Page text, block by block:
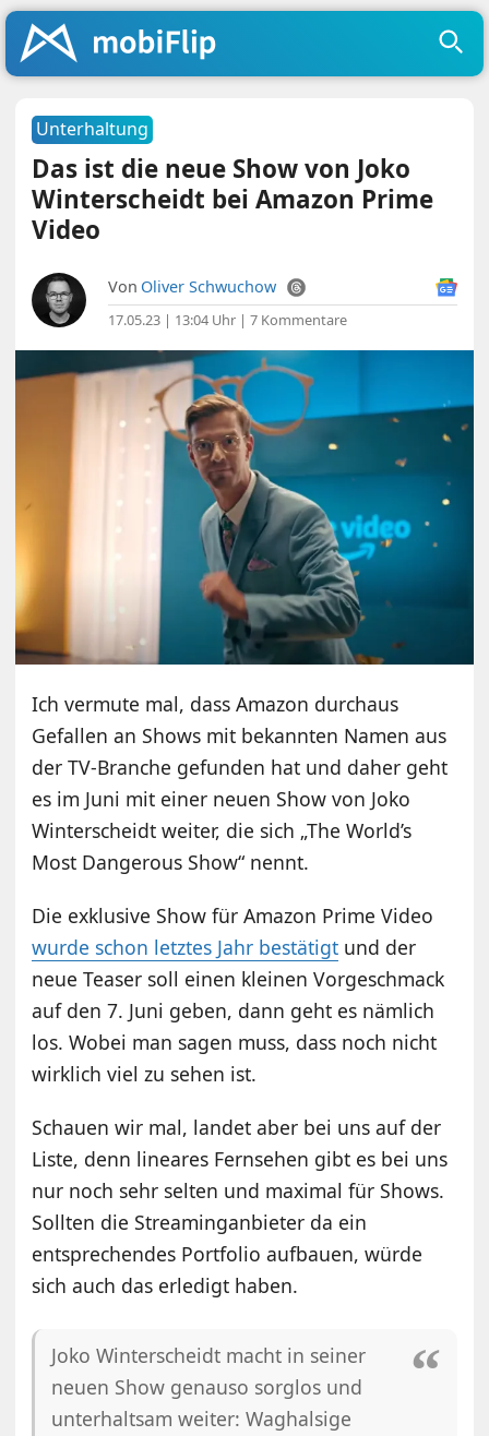
Unterhaltung
Das ist die neue Show von Joko
Winterscheidt bei Amazon Prime
Video
Von Oliver Schwuchow
17.05.23 | 13:04 Uhr |7 Kommentare
Ich vermute mal, dass Amazon durchaus
Gefallen an Shows mit bekannten Namen aus
der TV-Branche gefunden hat und daher geht
es im Juni mit einer neuen Show von Joko
Winterscheidt weiter, die sich „The World’s
Most Dangerous Show“ nennt.
Die exklusive Show für Amazon Prime Video
wurde schon letztes Jahr bestätigt und der
neue Teaser soll einen kleinen Vorgeschmack
auf den 7. Juni geben, dann geht es nämlich
los. Wobei man sagen muss, dass noch nicht
wirklich viel zu sehen ist.
Schauen wir mal, landet aber bei uns auf der
Liste, denn lineares Fernsehen gibt es bei uns
nur noch sehr selten und maximal für Shows.
Sollten die Streaminganbieter da ein
entsprechendes Portfolio aufbauen, würde
sich auch das erledigt haben.
Joko Winterscheidt macht in seiner
neuen Show genauso sorglos und
unterhaltsam weiter: Waghalsige